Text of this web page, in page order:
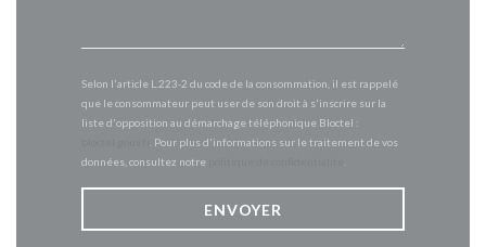
Selon l'article L.223-2 du code de la consommation, il est rappelé
que le consommateur peut user de son droit à s'inscrire sur la
liste d'opposition au démarchage téléphonique Bloctel :
. Pour plus d'informations sur le traitement de vos
données, consultez notre